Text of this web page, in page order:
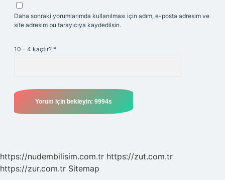
Daha sonraki yorumlarımda kullanılması için adım, e-posta adresim ve
site adresim bu tarayıcıya kaydedilsin.
10 - 4 kaçtır? *
https://nudembilisim.com.tr https://zut.com.tr
https://zur.com.tr Sitemap